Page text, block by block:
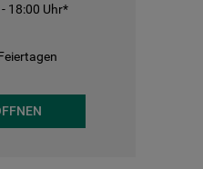
18:00 Uhr*